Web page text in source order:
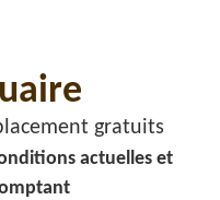
gratuits
actuelles et